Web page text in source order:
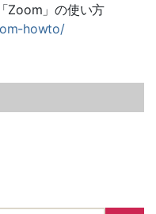
Zoom」の使い方
howto/